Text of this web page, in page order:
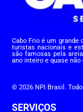
Cabo Frio é um
turistas nacionais e
são famosas pela
ano inteiro e quase
© 2026 NPI Brasil.
SERVIÇOS